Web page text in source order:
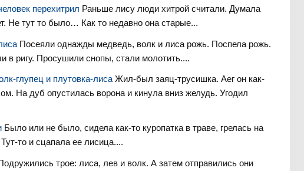
перехитрил Раньше лису люди хитрой считали. Думала
Не тут то было… Как то недавно она старые...
Посеяли однажды медведь, волк и лиса рожь. Поспела рожь.
в ригу. Просушили снопы, стали молотить....
глупец и плутовка-лиса Жил-был заяц-трусишка. Аег он как-
На дуб опустилась ворона и кинула вниз желудь. Угодил
Было или не было, сидела как-то куропатка в траве, грелась на
то и сцапала ее лисица....
трое: лиса, лев и волк. А затем отправились они